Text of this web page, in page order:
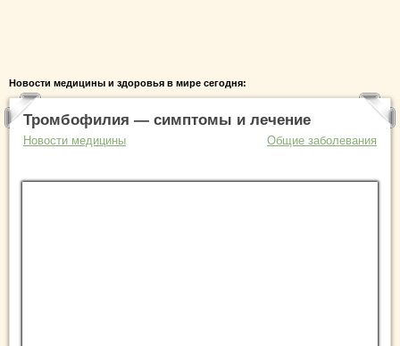
Новости медицины и здоровья в мире сегодня:
Тромбофилия — симптомы и лечение
Новости медицины Общие заболевания